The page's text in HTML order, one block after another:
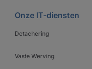
Onze IT-diensten
Detachering
Vaste Werving